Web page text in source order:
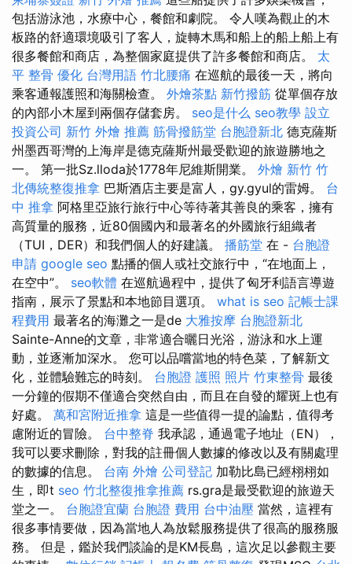
包括游泳池，水療中心，餐館和劇院。 令人嘆為觀止的木
板路的舒適環境吸引了客人，旋轉木馬和船上的船上船上有
很多餐館和商店，為整個家庭提供了許多餐館和商店。 太
平 整骨 優化 台灣用語 竹北腰痛 在巡航的最後一天，將向
乘客通報護照和海關檢查。 外燴茶點 新竹撥筋 從單個存放
的內部小木屋到兩個存儲套房。 seo是什么 seo教學 設立
投資公司 新竹 外燴 推薦 筋骨撥筋堂 台胞證新北 德克薩斯
州墨西哥灣的上海岸是德克薩斯州最受歡迎的旅遊勝地之
一。 第一批Sz.lloda於1778年尼維斯開業。 外燴 新竹 竹
北傳統整復推拿 巴斯酒店主要是富人，gy.gyul的雷姆。 台
中 推拿 阿格里亞旅行旅行中心等待著其善良的乘客，擁有
高質量的服務，近80個國內和最著名的外國旅行組織者
（TUI，DER）和我們個人的好建議。 播筋堂 在 - 台胞證
申請 google seo 點播的個人或社交旅行中，“在地面上，
在空中”。 seo軟體 在巡航過程中，提供了匈牙利語言導遊
指南，展示了景點和本地節目選項。 what is seo 記帳士課
程費用 最著名的海灘之一是de 大雅按摩 台胞證新北
Sainte-Anne的文章，非常適合曬日光浴，游泳和水上運
動，並逐漸加深水。 您可以品嚐當地的特色菜，了解新文
化，並體驗難忘的時刻。 台胞證 護照 照片 竹東整骨 最後
一分鐘的假期不僅適合突然自由，而且在自發的耀斑上也有
好處。 萬和宮附近推拿 這是一些值得一提的論點，值得考
慮附近的冒險。 台中整脊 我承認，通過電子地址（EN），
我可以要求刪除，對我的註冊個人數據的修改以及有關處理
的數據的信息。 台南 外燴 公司登記 加勒比島已經栩栩如
生，即t seo 竹北整復推拿推薦 rs.gra是最受歡迎的旅遊天
堂之一。 台胞證宜蘭 台胞證 費用 台中油壓 當然，這裡有
很多事情要做，因為當地人為放鬆服務提供了很高的服務服
務。 但是，鑑於我們談論的是KM長島，這次足以參觀主要